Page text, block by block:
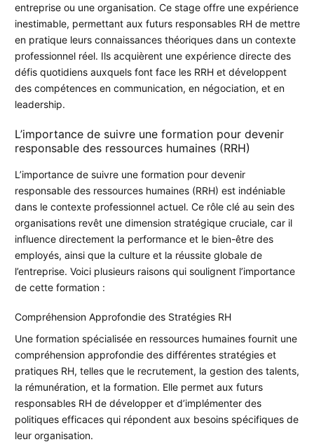
entreprise ou une organisation. Ce stage offre une expérience
inestimable, permettant aux futurs responsables RH de mettre
en pratique leurs connaissances théoriques dans un contexte
professionnel réel. Ils acquièrent une expérience directe des
défis quotidiens auxquels font face les RRH et développent
des compétences en communication, en négociation, et en
leadership.
L’importance de suivre une formation pour devenir
responsable des ressources humaines (RRH)
L’importance de suivre une formation pour devenir
responsable des ressources humaines (RRH) est indéniable
dans le contexte professionnel actuel. Ce rôle clé au sein des
organisations revêt une dimension stratégique cruciale, car il
influence directement la performance et le bien-être des
employés, ainsi que la culture et la réussite globale de
l’entreprise. Voici plusieurs raisons qui soulignent l’importance
de cette formation :
Compréhension Approfondie des Stratégies RH
Une formation spécialisée en ressources humaines fournit une
compréhension approfondie des différentes stratégies et
pratiques RH, telles que le recrutement, la gestion des talents,
la rémunération, et la formation. Elle permet aux futurs
responsables RH de développer et d’implémenter des
politiques efficaces qui répondent aux besoins spécifiques de
leur organisation.